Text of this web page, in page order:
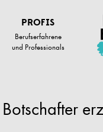
PROFIS
Berufserfahrene
und Professionals